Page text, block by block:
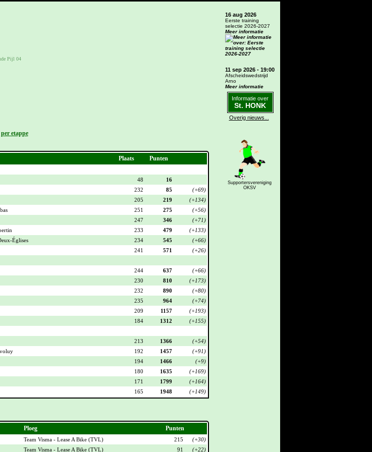
Pijl 04
etappe
Plaats Punten
48
16
232 85
(+69)
205 219
(+134)
251 275
(+56)
247 346
(+71)
233 479
(+133)
Églises 234 545
(+66)
241 571
(+26)
244 637
(+66)
230 810
(+173)
232 890
(+80)
235 964
(+74)
209 1157
(+193)
184 1312
(+155)
213 1366
(+54)
192 1457
(+91)
194 1466
(+9)
180 1635
(+169)
171 1799
(+164)
165 1948 (+149)
Ploeg Punten
Team Visma - Lease A Bike (TVL) 215
(+30)
Team Visma - Lease A Bike (TVL) 91 (+22)
16 aug 2026
Eerste training
selectie 2026-2027
Meer informatie
11 sep 2026 - 19:00
Afscheidswedstrijd
Arno
Meer informatie
Informatie over
St. HONK
Overig nieuws...
Supportersvereniging
OKSV